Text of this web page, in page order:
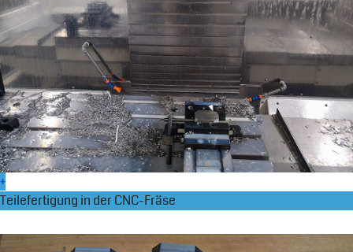
+
Teilefertigung in der CNC-Fräse